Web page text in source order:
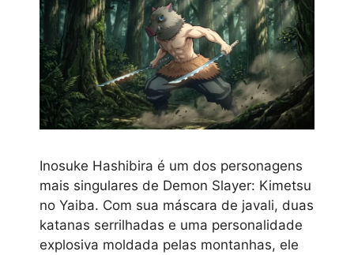
Inosuke Hashibira é um dos personagens
mais singulares de Demon Slayer: Kimetsu
no Yaiba. Com sua máscara de javali, duas
katanas serrilhadas e uma personalidade
explosiva moldada pelas montanhas, ele